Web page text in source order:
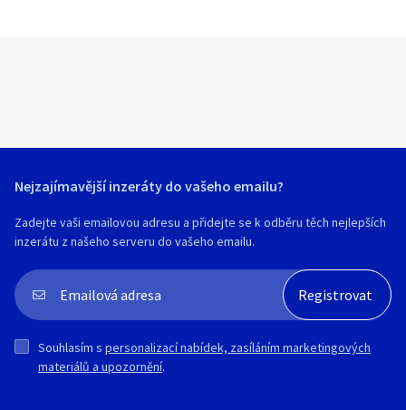
Nejzajímavější inzeráty do vašeho emailu?
Zadejte vaši emailovou adresu a přidejte se k odběru těch nejlepších
inzerátu z našeho serveru do vašeho emailu.
Souhlasím s personalizací nabídek, zasíláním marketingových
materiálů a upozornění.